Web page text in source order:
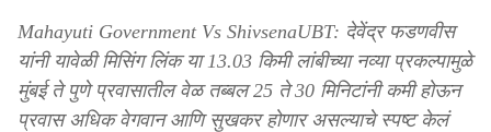
Mahayuti Government Vs ShivsenaUBT: देवेंद्र फडणवीस
यांनी यावेळी मिसिंग लिंक या 13.03 किमी लांबीच्या नव्या प्रकल्पामुळे
मुंबई ते पुणे प्रवासातील वेळ तब्बल 25 ते 30 मिनिटांनी कमी होऊन
प्रवास अधिक वेगवान आणि सुखकर होणार असल्याचे स्पष्ट केलं